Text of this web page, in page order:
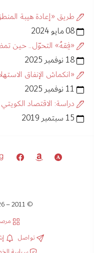
طريق «إعادة هيبة
«فِقهُ» التحوّل.. حين
«انكماش الإنفاق
دراسة: الاقتصاد
© 2011 – 2026 جميع الحقوق محفوظة.
تواصل